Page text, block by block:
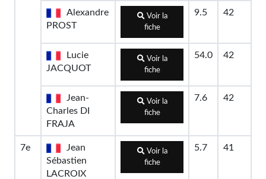
Alexandre
PROST
Voir la
fiche
9.5 42
Lucie
JACQUOT
Voir la
fiche
54.0 42
Jean-
Charles DI
FRAJA
Voir la
fiche
7.6 42
7e
Jean
Sébastien
LACROIX
Voir la
fiche
5.7 41